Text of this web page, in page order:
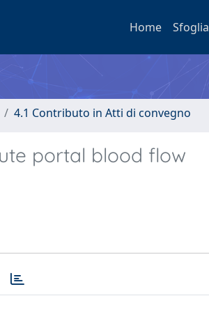
Home Sfoglia
4.1 Contributo in Atti di convegno
portal blood flow